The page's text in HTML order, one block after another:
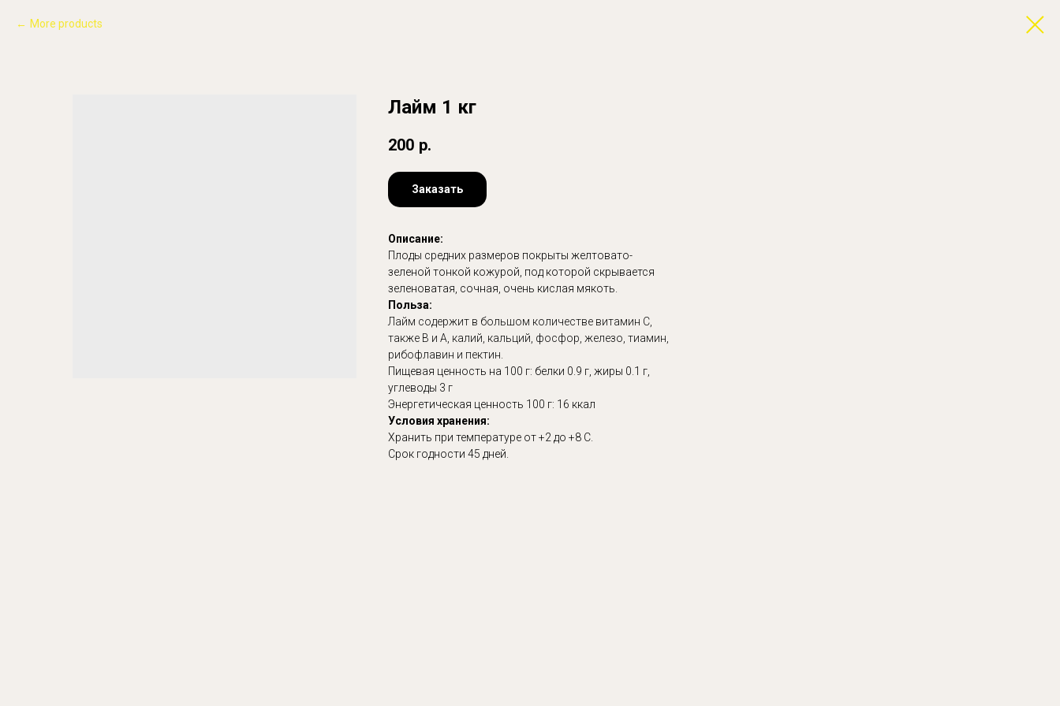
More products
Лайм 1 кг
200 р.
Заказать
Описание:
Плоды средних размеров покрыты желтовато-
зеленой тонкой кожурой, под которой скрывается
зеленоватая, сочная, очень кислая мякоть.
Польза:
Лайм содержит в большом количестве витамин С,
также В и А, калий, кальций, фосфор, железо, тиамин,
рибофлавин и пектин.
Пищевая ценность на 100 г: белки 0.9 г, жиры 0.1 г,
углеводы 3 г
Энергетическая ценность 100 г: 16 ккал
Условия хранения:
Хранить при температуре от +2 до +8 C.
Срок годности 45 дней.